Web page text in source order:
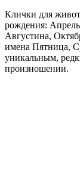
Клички для
рождения:
Августина,
имена Пятница,
уникальным,
произношении.